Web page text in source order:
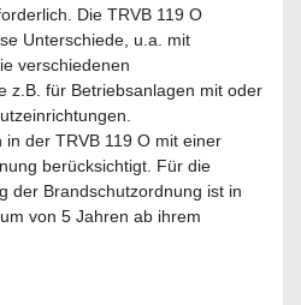
Die TRVB 119 O
Unterschiede, u.a. mit
verschiedenen
z.B. für Betriebsanlagen mit oder
der TRVB 119 O mit einer
berücksichtigt. Für die
der Brandschutzordnung ist in
von 5 Jahren ab ihrem